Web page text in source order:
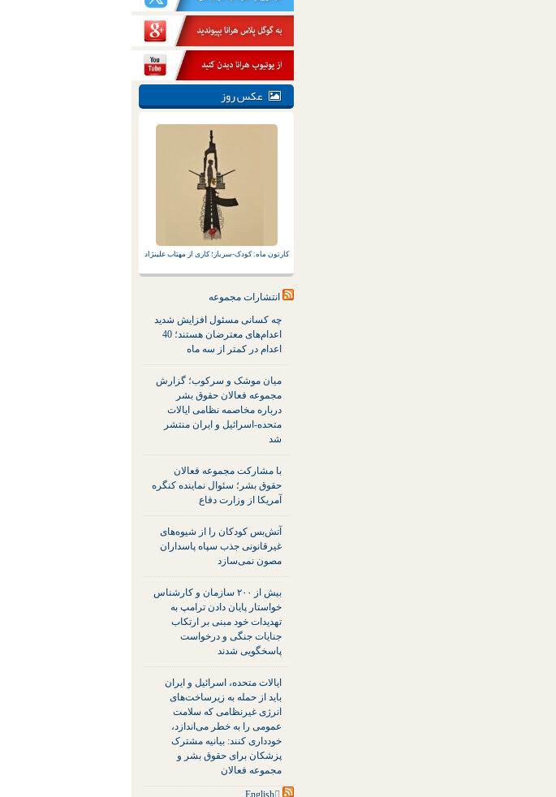
عکس روز
کارتون ماه: کودک-سرباز؛ کاری از مهتاب علینژاد
انتشارات مجموعه
چه کسانی مسئول افزایش شدید
اعدام‌های معترضان هستند؛ 40
اعدام در کمتر از سه ماه
میان موشک و سرکوب؛ گزارش
مجموعه فعالان حقوق بشر
درباره مخاصمه نظامی ایالات
متحده-اسرائیل و ایران منتشر
شد
با مشارکت مجموعه فعالان
حقوق بشر؛ سئوال نماینده کنگره
آمریکا از وزارت دفاع
آتش‌بس کودکان را از شیوه‌های
غیرقانونی جذب سپاه پاسداران
مصون نمی‌سازد
بیش از ۲۰۰ سازمان و کارشناس
خواستار پایان دادن ترامپ به
تهدیدات خود مبنی بر ارتکاب
جنایات جنگی و درخواست
پاسخگویی شدند
ایالات متحده، اسرائیل و ایران
باید از حمله به زیرساخت‌های
انرژی غیرنظامی که سلامت
عمومی را به خطر می‌اندازد،
خودداری کنند: بیانیه مشترک
پزشکان برای حقوق بشر و
مجموعه فعالان